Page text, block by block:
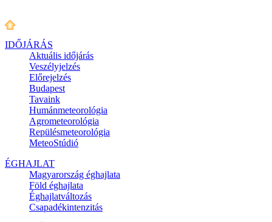
IDŐJÁRÁS
Aktuális időjárás
Veszélyjelzés
Előrejelzés
Budapest
Tavaink
Humánmeteorológia
Agrometeorológia
Repülésmeteorológia
MeteoStúdió
ÉGHAJLAT
Magyarország éghajlata
Föld éghajlata
Éghajlatváltozás
Csapadékintenzitás